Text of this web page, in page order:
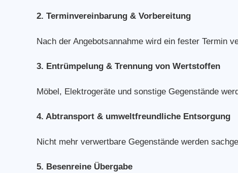
2. Terminvereinbarung & Vorbereitung
Nach der Angebotsannahme wird ein fester Termin
3. Entrümpelung & Trennung von Wertstoffen
Möbel, Elektrogeräte und sonstige Gegenstände
4. Abtransport & umweltfreundliche Entsorgung
Nicht mehr verwertbare Gegenstände werden
5. Besenreine Übergabe